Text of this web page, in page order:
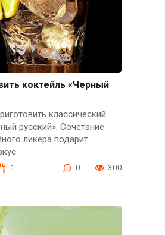
коктейль «Черный
классический
русский». Сочетание
ликёра подарит
1 0 300